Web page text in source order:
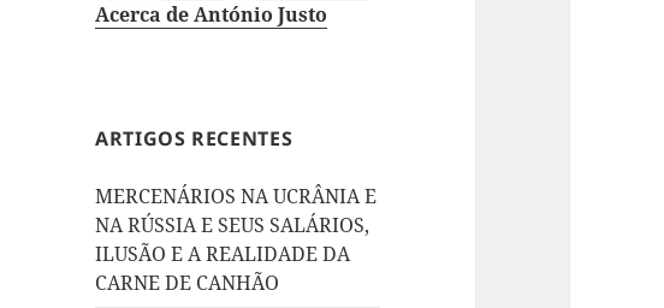
Acerca de António Justo
ARTIGOS RECENTES
MERCENÁRIOS NA UCRÂNIA E
NA RÚSSIA E SEUS SALÁRIOS,
ILUSÃO E A REALIDADE DA
CARNE DE CANHÃO